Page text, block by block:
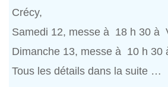
Crécy,
Samedi 12, messe à 18 h 30 à
Dimanche 13, messe à 10 h 30
Tous les détails dans la suite …